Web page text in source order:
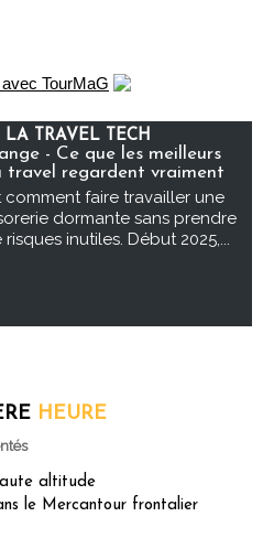
LA TRAVEL TECH
- Ce que les meilleurs
travel regardent vraiment
comment faire travailler une
dormante sans prendre
risques inutiles. Début 2025,...
HEURE
altitude
le Mercantour frontalier